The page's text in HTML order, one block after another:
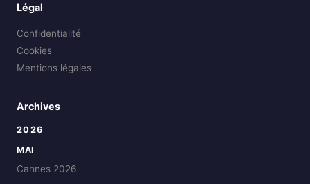
Légal
Confidentialité
Cookies
Mentions légales
Archives
2026
MAI
Cannes 2026